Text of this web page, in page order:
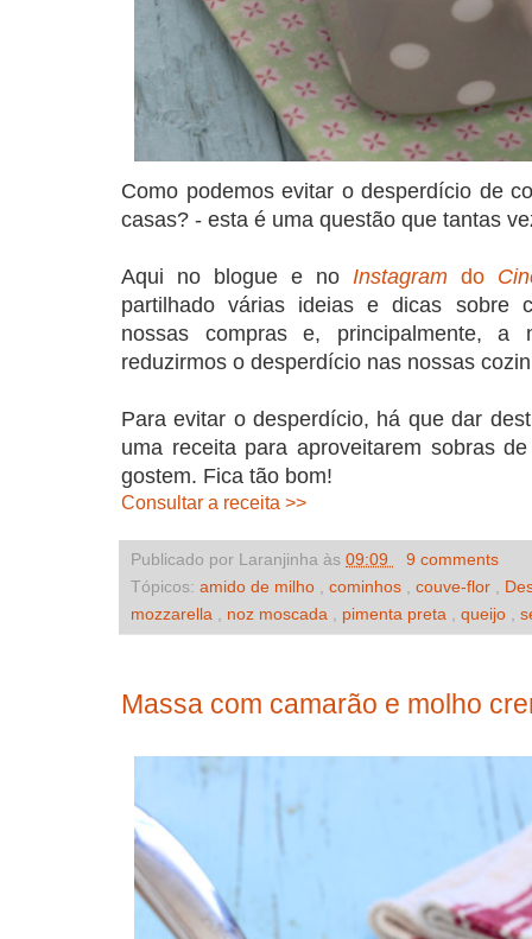
Como podemos evitar o desperdício de
casas? - esta é uma questão que tantas
Aqui no blogue e no Instagram do
partilhado várias ideias e dicas sobre
nossas compras e, principalmente,
reduzirmos o desperdício nas nossas
Para evitar o desperdício, há que dar
uma receita para aproveitarem sobras
gostem. Fica tão bom!
Consultar a receita >>
Publicado por Laranjinha às 09:09
9 comments
Tópicos: amido de milho , cominhos , couve-flor ,
mozzarella , noz moscada , pimenta preta , queijo ,
Massa com camarão e molho